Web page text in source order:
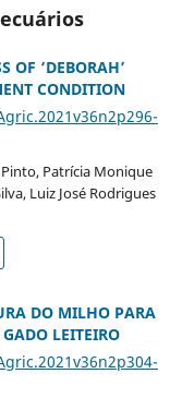
OF ‘DEBORAH’
CONDITION
Patrícia Monique
Luiz José Rodrigues
DO MILHO PARA
LEITEIRO